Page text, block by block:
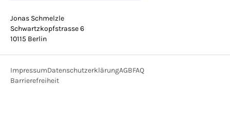
Jonas Schmelzle
Schwartzkopfstrasse 6
10115 Berlin
ImpressumDatenschutzerklärungAGBFAQ
Barrierefreiheit